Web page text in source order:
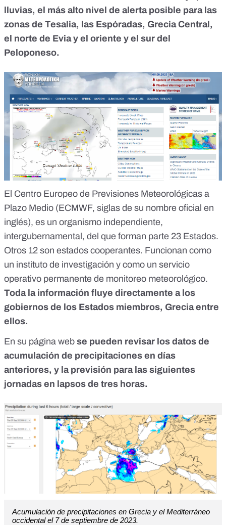
lluvias, el más alto nivel de alerta posible para las
zonas de Tesalia, las Espóradas, Grecia Central,
el norte de Evia y el oriente y el sur del
Peloponeso.
El Centro Europeo de Previsiones Meteorológicas a
Plazo Medio (ECMWF, siglas de su nombre oficial en
inglés), es un organismo independiente,
intergubernamental, del que forman parte 23 Estados.
Otros 12 son estados cooperantes. Funcionan como
un instituto de investigación y como un servicio
operativo permanente de monitoreo meteorológico.
Toda la información fluye directamente a los
gobiernos de los Estados miembros, Grecia entre
ellos.
En su página web se pueden revisar los datos de
acumulación de precipitaciones en días
anteriores, y la previsión para las siguientes
jornadas en lapsos de tres horas.
Acumulación de precipitaciones en Grecia y el Mediterráneo
occidental el 7 de septiembre de 2023.